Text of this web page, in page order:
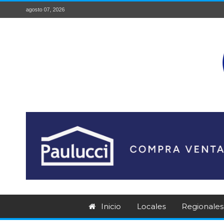
agosto 07, 2026
Inicio Locales Regionales